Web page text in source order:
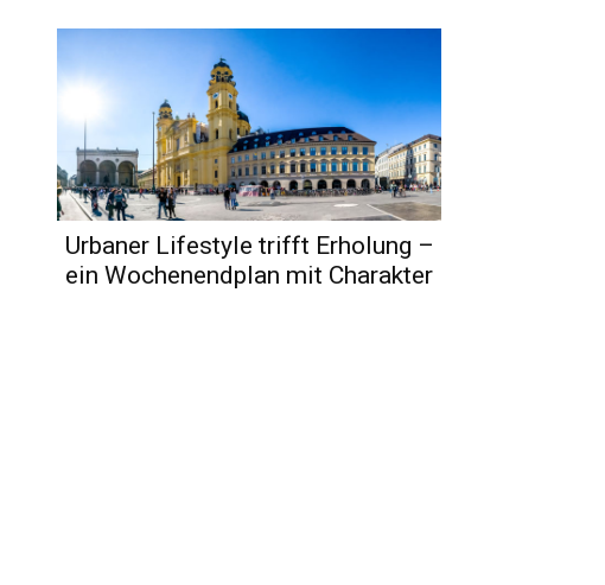
Urbaner Lifestyle trifft Erholung –
ein Wochenendplan mit Charakter